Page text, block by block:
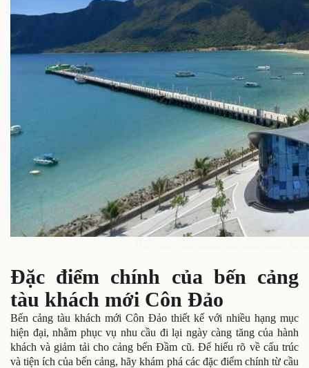
Đặc điểm chính của bến cảng
tàu khách mới Côn Đảo
Bến cảng tàu khách mới Côn Đảo thiết kế với nhiều hạng mục
hiện đại, nhằm phục vụ nhu cầu đi lại ngày càng tăng của hành
khách và giảm tải cho cảng bến Đầm cũ. Để hiểu rõ về cấu trúc
và tiện ích của bến cảng, hãy khám phá các đặc điểm chính từ cầu